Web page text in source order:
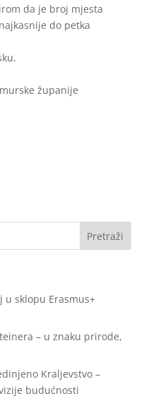
da je broj mjesta
do petka
županije
u sklopu Erasmus+
– u znaku prirode,
Kraljevstvo –
budućnosti